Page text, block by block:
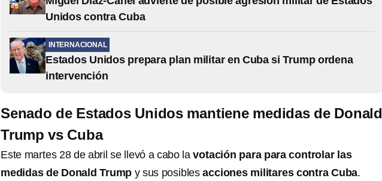
Unidos contra Cuba
INTERNACIONAL
Estados Unidos prepara plan militar en Cuba si Trump ordena
intervención
Senado de Estados Unidos mantiene medidas de Donald
Trump vs Cuba
Este martes 28 de abril se llevó a cabo lavotación para para controlar las
medidas de Donald Trump y sus posiblesacciones militares contra Cuba.